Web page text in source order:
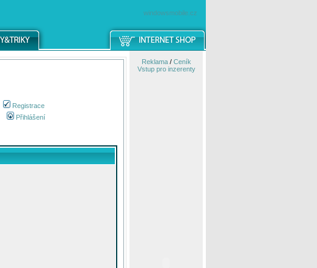
windowsmobile.cz
Registrace
Přihlášení
Reklama/ Ceník
Vstup pro inzerenty